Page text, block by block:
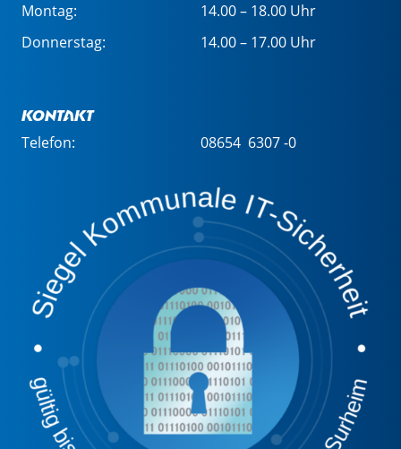
Montag:
14.00 – 18.00 Uhr
Donnerstag:
14.00 – 17.00 Uhr
Kontakt
Telefon: 08654 6307 -0